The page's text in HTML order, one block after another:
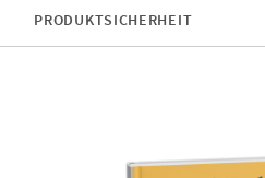
PRODUKTSICHERHEIT